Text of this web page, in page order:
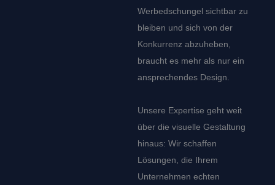
Werbedschungel sichtbar zu
bleiben und sich von der
Konkurrenz abzuheben,
braucht es mehr als nur ein
ansprechendes Design.
Unsere Expertise geht weit
über die visuelle Gestaltung
hinaus: Wir schaffen
Lösungen, die Ihrem
Unternehmen echten